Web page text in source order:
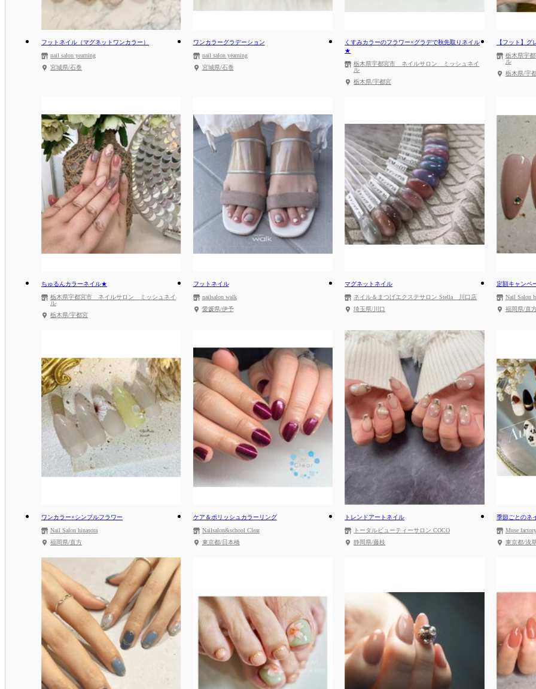
フットネイル（マグネットワンカラー）
nail salon yearning
宮城県/石巻
ワンカラーグラデーション
nail salon yearning
宮城県/石巻
くすみカラーのフラワー×グラデで秋先取りネイル
★
栃木県宇都宮市 ネイルサロン ミッシュネイ
ル
栃木県/宇都宮
【フット】
栃木県宇
ル
栃木県/宇
ちゅるんカラーネイル★
栃木県宇都宮市 ネイルサロン ミッシュネイ
ル
栃木県/宇都宮
フットネイル
nailsalon walk
愛媛県/伊予
マグネットネイル
ネイル＆まつげエクステサロン Stella 川口店
埼玉県/川口
定額キャンペ
Nail Salon
福岡県/直
ワンカラー×シンプルフラワー
Nail Salon hinasora
福岡県/直方
ケア＆ポリッシュカラーリング
Nailsalon&school Clear
東京都/日本橋
トレンドアートネイル
トータルビューティーサロン COCO
静岡県/藤枝
季節ごとのネ
Muse
東京都/浅